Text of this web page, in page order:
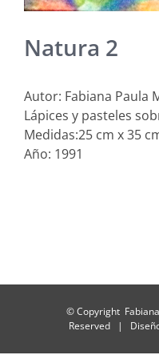
Natura 2
Autor: Fabiana Paula
Lápices y pasteles
Medidas:25 cm x 35
Año: 1991
© Copyright
Reserved |